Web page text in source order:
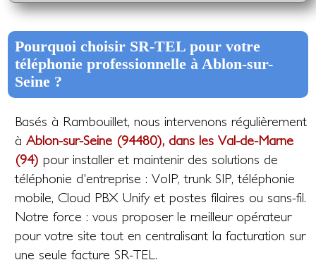
Pourquoi choisir SR-TEL pour votre
téléphonie professionnelle à Ablon-sur-
Seine ?
Basés à Rambouillet, nous intervenons régulièrement
àAblon-sur-Seine (94480), dans les Val-de-Marne
(94) pour installer et maintenir des solutions de
téléphonie d'entreprise : VoIP, trunk SIP, téléphonie
mobile, Cloud PBX Unify et postes filaires ou sans-fil.
Notre force : vous proposer le meilleur opérateur
pour votre site tout en centralisant la facturation sur
une seule facture SR-TEL.